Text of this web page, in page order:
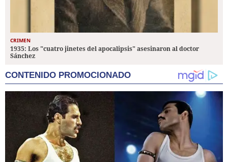
CRIMEN
1935: Los "cuatro jinetes del apocalipsis" asesinaron al doctor
Sánchez
CONTENIDO PROMOCIONADO